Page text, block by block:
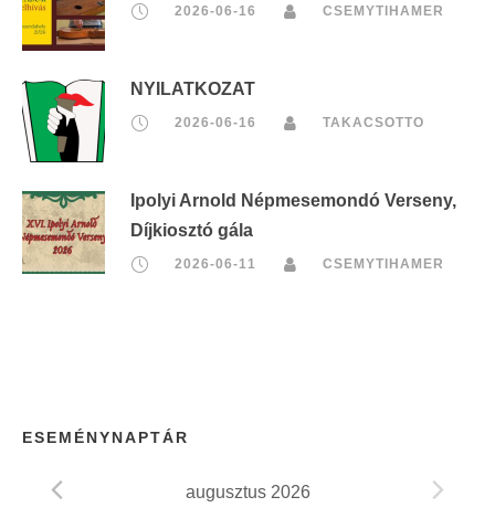
2026-06-16 CSEMYTIHAMER
NYILATKOZAT
2026-06-16 TAKACSOTTO
Ipolyi Arnold Népmesemondó Verseny,
Díjkiosztó gála
2026-06-11 CSEMYTIHAMER
ESEMÉNYNAPTÁR
augusztus 2026